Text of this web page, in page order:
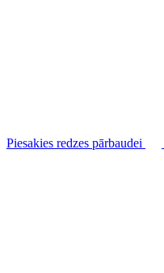
Piesakies redzes pārbaudei